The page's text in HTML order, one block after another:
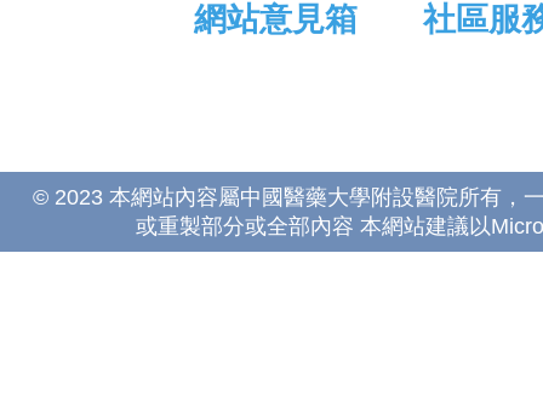
網站意見箱 社區服
© 2023 本網站內容屬中國醫藥大學附設醫院所有，
或重製部分或全部內容 本網站建議以